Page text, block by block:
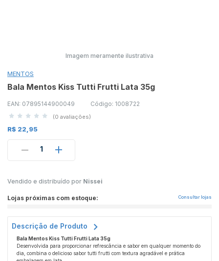
Imagem meramente ilustrativa
MENTOS
Bala Mentos Kiss Tutti Frutti Lata 35g
EAN: 07895144900049 Código: 1008722
(0 avaliações)
R$ 22,95
1
Vendido e distribuído por Nissei
Lojas próximas com estoque: Consultar lojas
Descrição de Produto
Bala Mentos Kiss Tutti Frutti Lata 35g
Desenvolvida para proporcionar refrescância e sabor em qualquer momento do
dia, combina o delicioso sabor tutti frutti com textura agradável e prática